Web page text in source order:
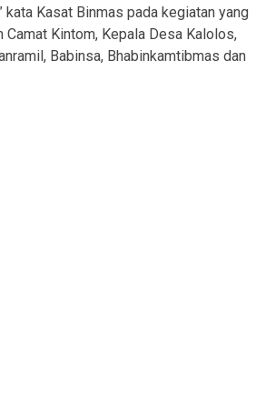
kata Kasat Binmas pada kegiatan yang
Camat Kintom, Kepala Desa Kalolos,
Babinsa, Bhabinkamtibmas dan